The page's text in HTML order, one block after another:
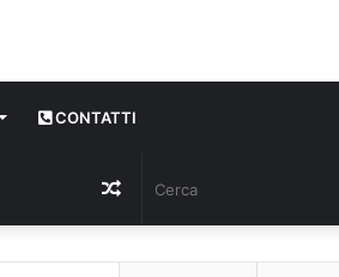
CONTATTI
Articolo
casuale